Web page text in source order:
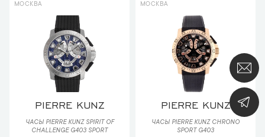
МОСКВА
PIERRE KUNZ
ЧАСЫ PIERRE KUNZ SPIRIT OF
CHALLENGE G403 SPORT
МОСКВА
PIERRE KUNZ
ЧАСЫ PIERRE KUNZ CHRONO
SPORT G403